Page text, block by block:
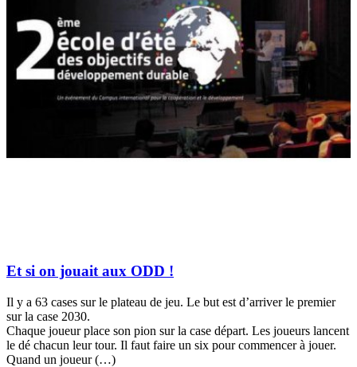
Et si on jouait aux ODD !
Il y a 63 cases sur le plateau de jeu. Le but est d’arriver le premier
sur la case 2030.
Chaque joueur place son pion sur la case départ. Les joueurs lancent
le dé chacun leur tour. Il faut faire un six pour commencer à jouer.
Quand un joueur (…)